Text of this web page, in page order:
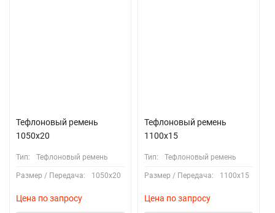
Тефлоновый ремень
1050х20
Тип: Тефлоновый ремень
Размер / Передача: 1050х20
Цена по запросу
Тефлоновый ремень
1100х15
Тип: Тефлоновый ремень
Размер / Передача: 1100х15
Цена по запросу